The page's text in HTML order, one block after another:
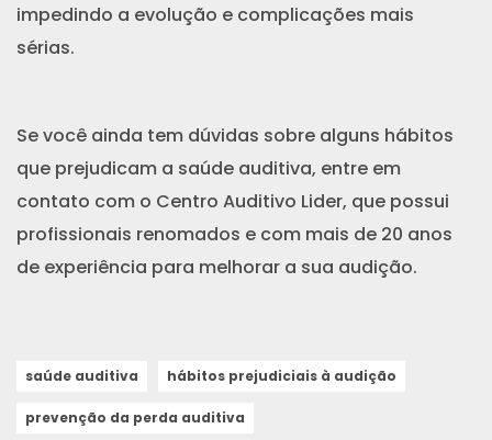
impedindo a evolução e complicações mais
sérias.
Se você ainda tem dúvidas sobre alguns hábitos
que prejudicam a saúde auditiva, entre em
contato com o Centro Auditivo Lider, que possui
profissionais renomados e com mais de 20 anos
de experiência para melhorar a sua audição.
saúde auditiva hábitos prejudiciais à audição
prevenção da perda auditiva